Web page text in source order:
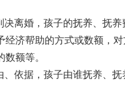
离婚，孩子的抚养、抚
济帮助的方式或数额，
额等。
依据，孩子由谁抚养、